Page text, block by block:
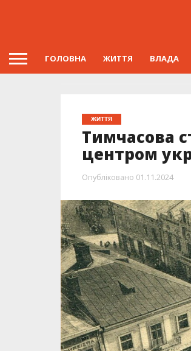
ГОЛОВНА ЖИТТЯ ВЛАДА
ЖИТТЯ
Тимчасова
центром
Опубліковано 01.11.2024